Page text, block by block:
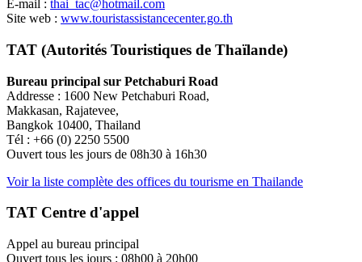
E-mail : thai_tac@hotmail.com
Site web : www.touristassistancecenter.go.th
TAT (Autorités Touristiques de Thaïlande)
Bureau principal sur Petchaburi Road
Addresse : 1600 New Petchaburi Road,
Makkasan, Rajatevee,
Bangkok 10400, Thailand
Tél : +66 (0) 2250 5500
Ouvert tous les jours de 08h30 à 16h30
Voir la liste complète des offices du tourisme en Thailande
TAT Centre d'appel
Appel au bureau principal
Ouvert tous les jours : 08h00 à 20h00